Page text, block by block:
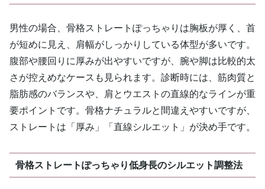
男性の場合、骨格ストレートぽっちゃりは胸板が厚く、首
が短めに見え、肩幅がしっかりしている体型が多いです。
腹部や腰回りに厚みが出やすいですが、腕や脚は比較的太
さが控えめなケースも見られます。診断時には、筋肉質と
脂肪感のバランスや、肩とウエストの直線的なラインが重
要ポイントです。骨格ナチュラルと間違えやすいですが、
ストレートは「厚み」「直線シルエット」が決め手です。
骨格ストレートぽっちゃり低身長のシルエット調整法